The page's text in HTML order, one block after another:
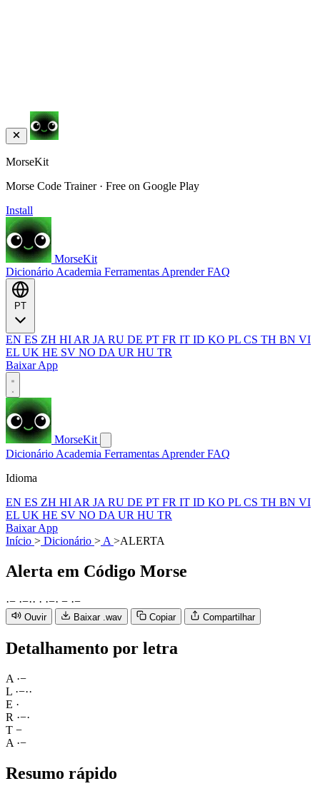
MorseKit
Morse Code Trainer · Free on Google Play
Install
MorseKit
Dicionário Academia Ferramentas AprenderFAQ
EN ES ZH HI AR JA RU DE PT FR IT ID KO PL CS TH BN VI
EL UK HE SV NO DA UR HU TR
Baixar App
MorseKit
Dicionário Academia Ferramentas AprenderFAQ
Idioma
EN ES ZH HI AR JA RU DE PT FR IT ID KO PL CS TH BN VI
EL UK HE SV NO DA UR HU TR
Baixar App
Início > Dicionário > A >ALERTA
Alerta em Código Morse
·− ·−·· · ·−· − ·−
Ouvir Baixar .wav Copiar Compartilhar
Detalhamento por letra
A ·−
L ·−··
E ·
R ·−·
T −
A ·−
Resumo rápido